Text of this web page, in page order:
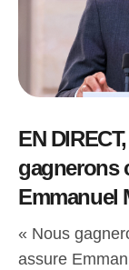
EN
gagnerons
Emmanuel
« Nous
assure